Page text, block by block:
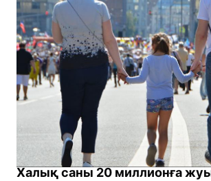
Халық саны 20 миллионға